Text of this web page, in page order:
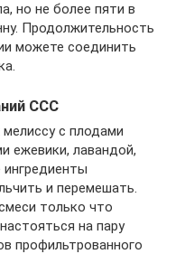
но не более пяти в
Продолжительность
можете соединить
ССС
с плодами
ежевики, лавандой,
и перемешать.
только что
на пару
профильтрованного